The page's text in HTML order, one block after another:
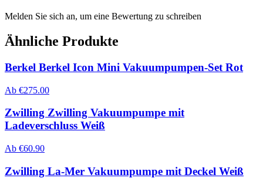
Melden Sie sich an, um eine Bewertung zu schreiben
Ähnliche Produkte
Berkel Berkel Icon Mini Vakuumpumpen-Set Rot
Ab €275.00
Zwilling Zwilling Vakuumpumpe mit
Ladeverschluss Weiß
Ab €60.90
Zwilling La-Mer Vakuumpumpe mit Deckel Weiß